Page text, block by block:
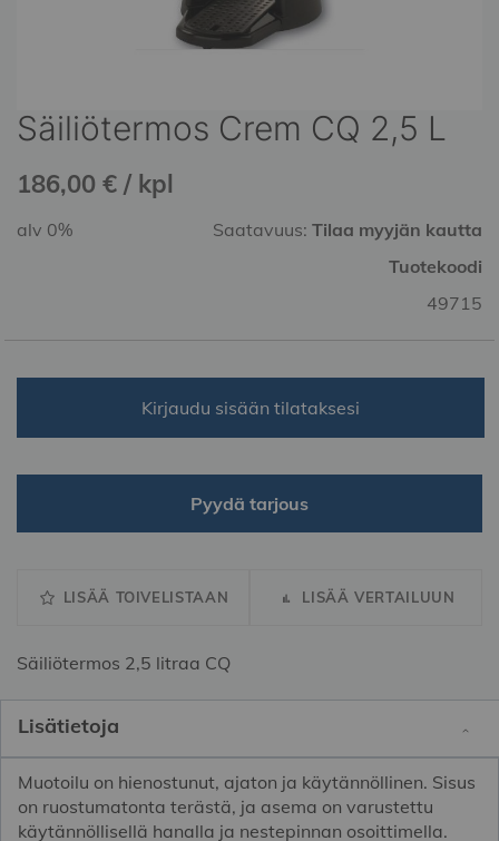
Säiliötermos Crem CQ 2,5 L
186,00 € / kpl
Saatavuus: Tilaa myyjän kautta
Tuotekoodi
49715
alv 0%
Kirjaudu sisään tilataksesi
Pyydä tarjous
LISÄÄ TOIVELISTAAN LISÄÄ VERTAILUUN
Säiliötermos 2,5 litraa CQ
Skip
to
the
beginning
of
Lisätietoja
Muotoilu on hienostunut, ajaton ja käytännöllinen. Sisus
on ruostumatonta terästä, ja asema on varustettu
käytännöllisellä hanalla ja nestepinnan osoittimella.